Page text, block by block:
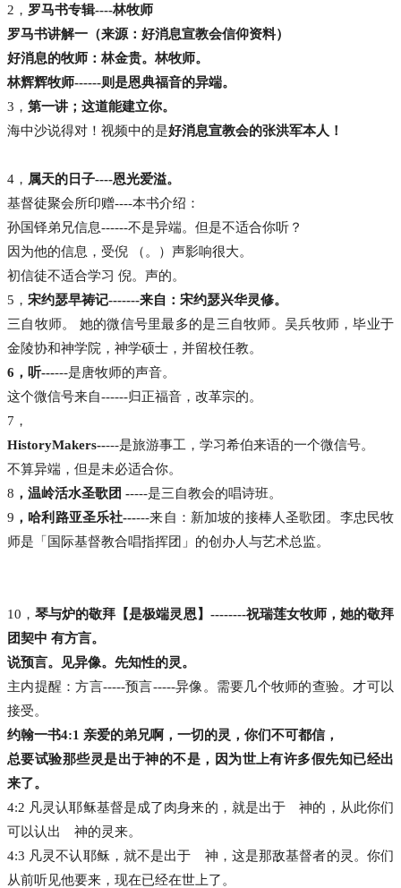
2， 罗马书专辑----林牧师
罗马书讲解一（来源：好消息宣教会信仰资料）
好消息的牧师：林金贵。林牧师。
林辉辉牧师------则是恩典福音的异端。
3， 第一讲；这道能建立你。
海中沙说得对！视频中的是好消息宣教会的张洪军本人！
4， 属天的日子----恩光爱溢。
基督徒聚会所印赠----本书介绍：
孙国铎弟兄信息------不是异端。但是不适合你听？
因为他的信息，受倪 （。）声影响很大。
初信徒不适合学习 倪。声的。
5， 宋约瑟早祷记-------来自：宋约瑟兴华灵修。
三自牧师。 她的微信号里最多的是三自牧师。吴兵牧师，毕业于
金陵协和神学院，神学硕士，并留校任教。
6，听------是唐牧师的声音。
这个微信号来自------归正福音，改革宗的。
7，
HistoryMakers-----是旅游事工，学习希伯来语的一个微信号。
不算异端，但是未必适合你。
8 ，温岭活水圣歌团 -----是三自教会的唱诗班。
9 ，哈利路亚圣乐社------来自：新加坡的接棒人圣歌团。李忠民牧
师是「国际基督教合唱指挥团」的创办人与艺术总监。
10，琴与炉的敬拜【是极端灵恩】--------祝瑞莲女牧师，她的敬拜
团契中 有方言。
说预言。见异像。先知性的灵。
主内提醒：方言-----预言-----异像。需要几个牧师的查验。才可以
接受。
约翰一书4:1 亲爱的弟兄啊，一切的灵，你们不可都信，
总要试验那些灵是出于神的不是，因为世上有许多假先知已经出
来了。
4:2 凡灵认耶稣基督是成了肉身来的，就是出于 神的，从此你们
可以认出 神的灵来。
4:3 凡灵不认耶稣，就不是出于 神，这是那敌基督者的灵。你们
从前听见他要来，现在已经在世上了。